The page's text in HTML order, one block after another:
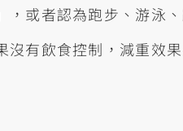
或者認為跑步、游泳
沒有飲食控制，減重效